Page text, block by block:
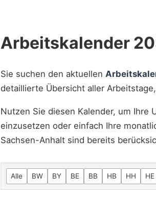
Arbeitskalender
Sie suchen den aktuellen
detaillierte Übersicht aller
Nutzen Sie diesen Kalender, um Ihre
einzusetzen oder einfach Ihre
Sachsen-Anhalt sind bereits
Alle BW BY BE BB HB HH HE